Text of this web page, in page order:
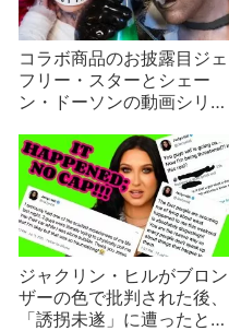
コラボ商品のお披露目ジェ
フリー・スターとシェー
ン・ドーソンの動画シリー
ジャクリン・ヒルがブロン
ザーの色で批判された後、
「誘拐未遂」に遭ったと報